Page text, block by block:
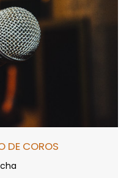
DE COROS